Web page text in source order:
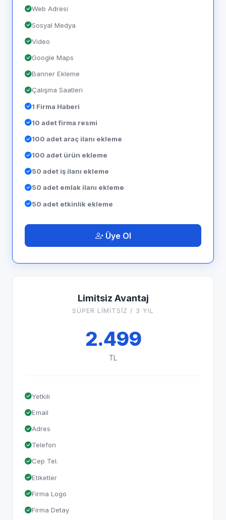
Web Adresi
Sosyal Medya
Video
Google Maps
Banner Ekleme
Çalışma Saatleri
1 Firma Haberi
10 adet firma resmi
100 adet araç ilanı ekleme
100 adet ürün ekleme
50 adet iş ilanı ekleme
50 adet emlak ilanı ekleme
50 adet etkinlik ekleme
Üye Ol
Limitsiz Avantaj
SÜPER LİMİTSİZ / 3 YIL
2.499
TL
Yetkili
Email
Adres
Telefon
Cep Tel.
Etiketler
Firma Logo
Firma Detay